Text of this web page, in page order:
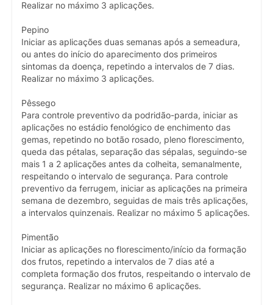
Realizar no máximo 3 aplicações.
Pepino
Iniciar as aplicações duas semanas após a semeadura,
ou antes do início do aparecimento dos primeiros
sintomas da doença, repetindo a intervalos de 7 dias.
Realizar no máximo 3 aplicações.
Pêssego
Para controle preventivo da podridão-parda, iniciar as
aplicações no estádio fenológico de enchimento das
gemas, repetindo no botão rosado, pleno florescimento,
queda das pétalas, separação das sépalas, seguindo-se
mais 1 a 2 aplicações antes da colheita, semanalmente,
respeitando o intervalo de segurança. Para controle
preventivo da ferrugem, iniciar as aplicações na primeira
semana de dezembro, seguidas de mais três aplicações,
a intervalos quinzenais. Realizar no máximo 5 aplicações.
Pimentão
Iniciar as aplicações no florescimento/início da formação
dos frutos, repetindo a intervalos de 7 dias até a
completa formação dos frutos, respeitando o intervalo de
segurança. Realizar no máximo 6 aplicações.